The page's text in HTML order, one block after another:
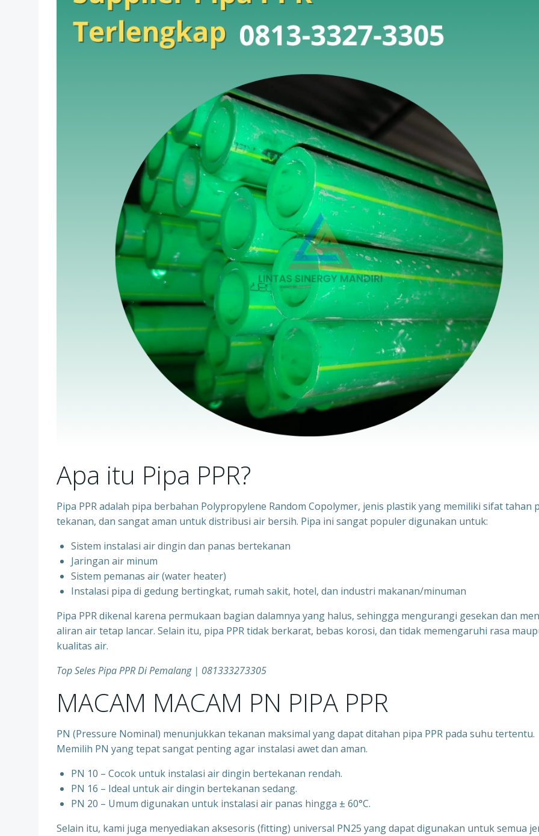
Apa itu Pipa PPR?
Pipa PPR adalah pipa berbahan Polypropylene Random Copolymer, jenis plastik yang memiliki sifat tahan
tekanan, dan sangat aman untuk distribusi air bersih. Pipa ini sangat populer digunakan untuk:
Sistem instalasi air dingin dan panas bertekanan
⁠Jaringan air minum
⁠Sistem pemanas air (water heater)
⁠Instalasi pipa di gedung bertingkat, rumah sakit, hotel, dan industri makanan/minuman
Pipa PPR dikenal karena permukaan bagian dalamnya yang halus, sehingga mengurangi gesekan dan
aliran air tetap lancar. Selain itu, pipa PPR tidak berkarat, bebas korosi, dan tidak memengaruhi rasa
kualitas air.
Top Seles Pipa PPR Di Pemalang | 081333273305
MACAM MACAM PN PIPA PPR
PN (Pressure Nominal) menunjukkan tekanan maksimal yang dapat ditahan pipa PPR pada suhu tertentu.
Memilih PN yang tepat sangat penting agar instalasi awet dan aman.
PN 10 – Cocok untuk instalasi air dingin bertekanan rendah.
⁠PN 16 – Ideal untuk air dingin bertekanan sedang.
⁠PN 20 – Umum digunakan untuk instalasi air panas hingga ± 60°C.
Selain itu, kami juga menyediakan aksesoris (fitting) universal PN25 yang dapat digunakan untuk semua